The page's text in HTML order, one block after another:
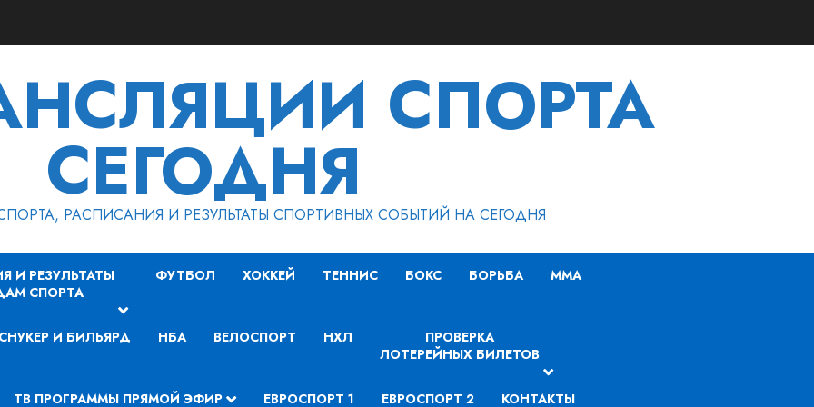
СПОРТА
СЕГОДНЯ
РАСПИСАНИЯ И РЕЗУЛЬТАТЫ СПОРТИВНЫХ СОБЫТИЙ НА СЕГОДНЯ
И РЕЗУЛЬТАТЫ
СПОРТА
ФУТБОЛ ХОККЕЙ ТЕННИС БОКС БОРЬБА MMA
СНУКЕР И БИЛЬЯРД НБА ВЕЛОСПОРТ НХЛ
ПРОВЕРКА
ЛОТЕРЕЙНЫХ БИЛЕТОВ
ТВ ПРОГРАММЫ ПРЯМОЙ ЭФИР ЕВРОСПОРТ 1 ЕВРОСПОРТ 2 КОНТАКТЫ